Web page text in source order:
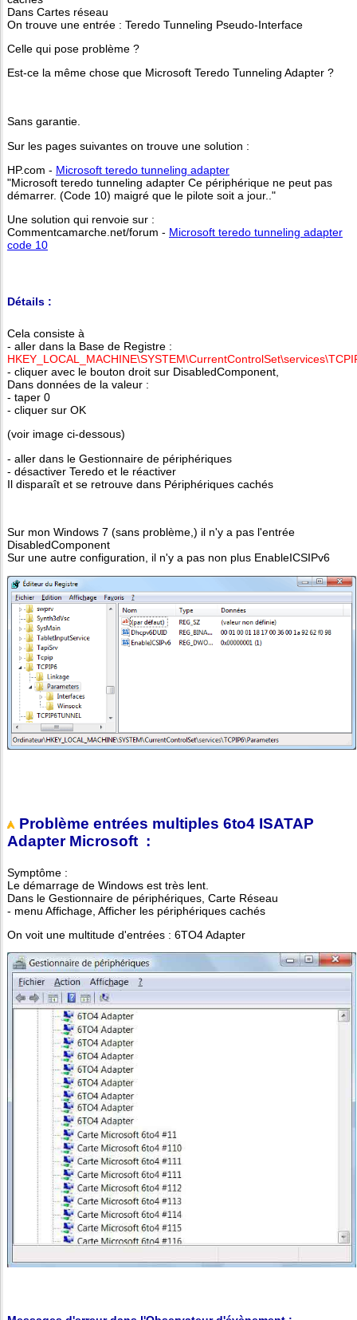
Dans Cartes réseau
On trouve une entrée : Teredo Tunneling Pseudo-Interface
Celle qui pose problème ?
Est-ce la même chose que Microsoft Teredo Tunneling Adapter ?
Sans garantie.
Sur les pages suivantes on trouve une solution :
HP.com - Microsoft teredo tunneling adapter
"Microsoft teredo tunneling adapter Ce périphérique ne peut pas
démarrer. (Code 10) maigré que le pilote soit a jour.."
Une solution qui renvoie sur :
Commentcamarche.net/forum - Microsoft teredo tunneling adapter
code 10
Détails :
Cela consiste à
- aller dans la Base de Registre :
- cliquer avec le bouton droit sur DisabledComponent,
Dans données de la valeur :
- taper 0
- cliquer sur OK
(voir image ci-dessous)
- aller dans le Gestionnaire de périphériques
- désactiver Teredo et le réactiver
Il disparaît et se retrouve dans Périphériques cachés
Sur mon Windows 7 (sans problème,) il n'y a pas l'entrée
DisabledComponent
Sur une autre configuration, il n'y a pas non plus EnableICSIPv6
Problème entrées multiples 6to4 ISATAP
Adapter Microsoft :
Symptôme :
Le démarrage de Windows est très lent.
Dans le Gestionnaire de périphériques, Carte Réseau
- menu Affichage, Afficher les périphériques cachés
On voit une multitude d'entrées : 6TO4 Adapter